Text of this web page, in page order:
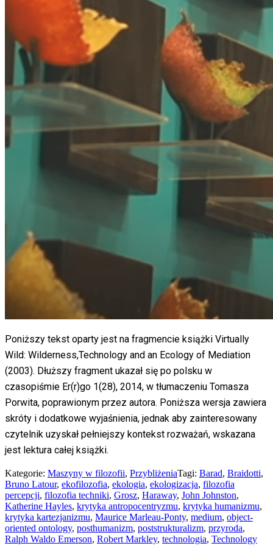
Poniższy tekst oparty jest na fragmencie książki Virtually
Wild: Wilderness,Technology and an Ecology of Mediation
(2003). Dłuższy fragment ukazał się po polsku w
czasopiśmie Er(r)go 1(28), 2014, w tłumaczeniu Tomasza
Porwita, poprawionym przez autora. Poniższa wersja zawiera
skróty i dodatkowe wyjaśnienia, jednak aby zainteresowany
czytelnik uzyskał pełniejszy kontekst rozważań, wskazana
jest lektura całej książki.
Kategorie: Maszyny w filozofii, PrzybliżeniaTagi: Barad, Braidotti,
Bruno Latour, ekofilozofia, ekologia, ekologizacja, filozofia
percepcji, filozofia techniki, Grosz, Haraway, John Johnston,
Katherine Hayles, krytyka antropocentryzmu, krytyka humanizmu,
krytyka kartezjanizmu, Maurice Marleau-Ponty, medium, object-
oriented ontology, posthumanizm, poststrukturalizm, przyroda,
Ralph Waldo Emerson, Robert Markley, technologia, Technology